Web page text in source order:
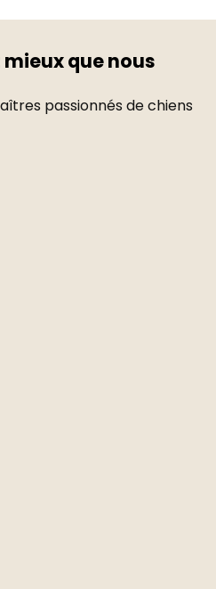
que nous
passionnés de chiens